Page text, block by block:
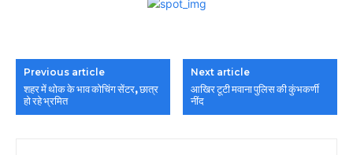
Previous article
शहर में थोक के भाव कोचिंग सेंटर, छात्र
हो रहे भ्रमित
Next article
आखिर टूटी मवाना पुलिस की कुंभकर्णी
नींद